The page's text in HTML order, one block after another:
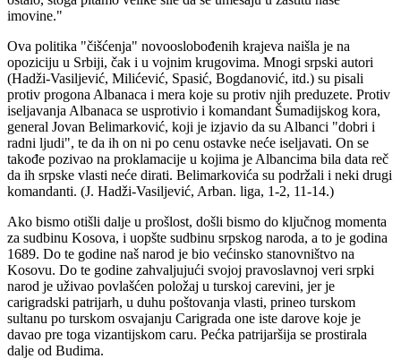
imovine."
Ova politika "čišćenja" novooslobođenih krajeva naišla je na
opoziciju u Srbiji, čak i u vojnim krugovima. Mnogi srpski autori
(Hadži-Vasiljević, Milićević, Spasić, Bogdanović, itd.) su pisali
protiv progona Albanaca i mera koje su protiv njih preduzete. Protiv
iseljavanja Albanaca se usprotivio i komandant Šumadijskog kora,
general Jovan Belimarković, koji je izjavio da su Albanci "dobri i
radni ljudi", te da ih on ni po cenu ostavke neće iseljavati. On se
takođe pozivao na proklamacije u kojima je Albancima bila data reč
da ih srpske vlasti neće dirati. Belimarkovića su podržali i neki drugi
komandanti. (J. Hadži-Vasiljević, Arban. liga, 1-2, 11-14.)
Ako bismo otišli dalje u prošlost, došli bismo do ključnog momenta
za sudbinu Kosova, i uopšte sudbinu srpskog naroda, a to je godina
1689. Do te godine naš narod je bio većinsko stanovništvo na
Kosovu. Do te godine zahvaljujući svojoj pravoslavnoj veri srpki
narod je uživao povlašćen položaj u turskoj carevini, jer je
carigradski patrijarh, u duhu poštovanja vlasti, prineo turskom
sultanu po turskom osvajanju Carigrada one iste darove koje je
davao pre toga vizantijskom caru. Pećka patrijaršija se prostirala
dalje od Budima.